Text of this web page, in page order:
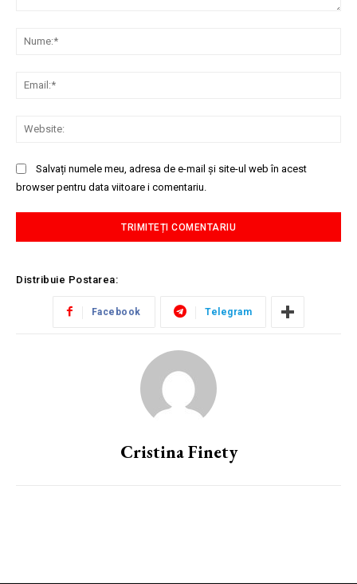
Salvați numele meu, adresa de e-mail și site-ul web în acest
browser pentru data viitoare i comentariu.
Distribuie Postarea:
Facebook Telegram
Cristina Finety